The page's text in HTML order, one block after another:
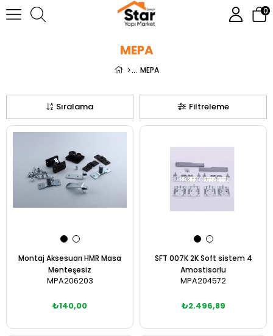
0
MEPA
MEPA
Filtreleme
Sıralama
Montaj Aksesuarı HMR Masa
Menteşesiz
MPA206203
₺140,00
SFT 007K 2K Soft sistem 4
Amostisorlu
MPA204572
₺2.496,89